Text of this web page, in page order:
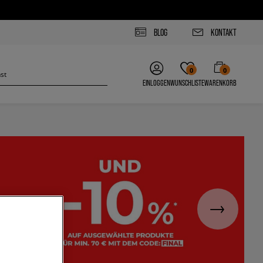
BLOG KONTAKT
EINLOGGEN
0
WUNSCHLISTE
0
WARENKORB